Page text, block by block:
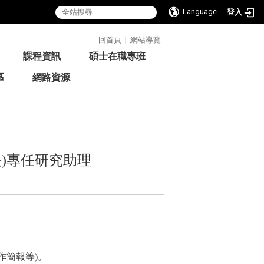
Language 登入
回首頁 | 網站導覽
課程資訊
碩士在職專班
網路資源
專任研究助理
報等)。